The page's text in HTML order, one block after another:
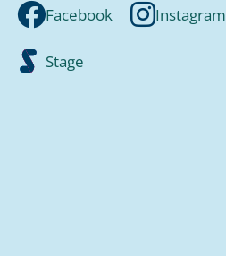
Facebook Instagram
Stage